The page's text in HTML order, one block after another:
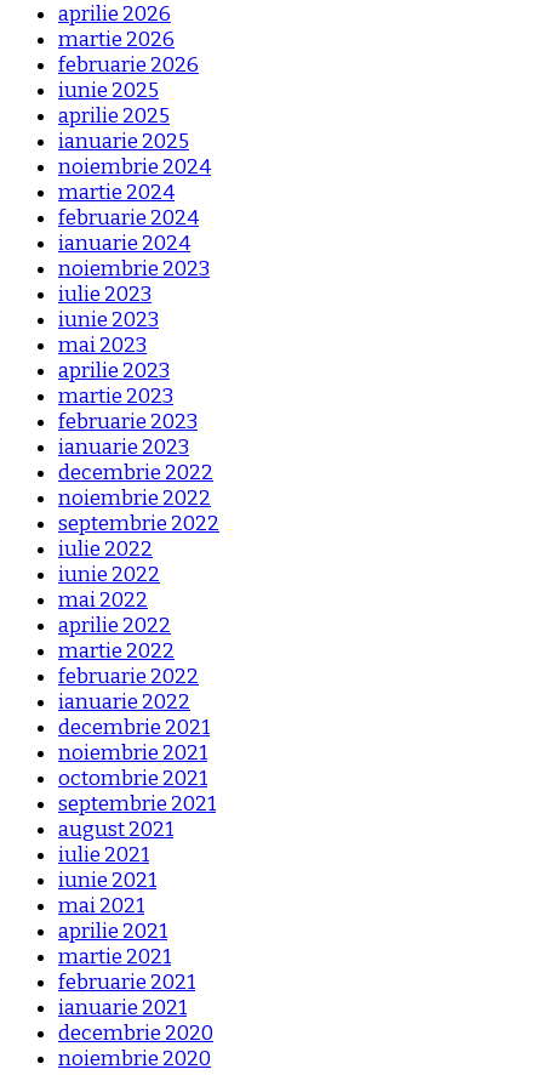
aprilie 2026
martie 2026
februarie 2026
iunie 2025
aprilie 2025
ianuarie 2025
noiembrie 2024
martie 2024
februarie 2024
ianuarie 2024
noiembrie 2023
iulie 2023
iunie 2023
mai 2023
aprilie 2023
martie 2023
februarie 2023
ianuarie 2023
decembrie 2022
noiembrie 2022
septembrie 2022
iulie 2022
iunie 2022
mai 2022
aprilie 2022
martie 2022
februarie 2022
ianuarie 2022
decembrie 2021
noiembrie 2021
octombrie 2021
septembrie 2021
august 2021
iulie 2021
iunie 2021
mai 2021
aprilie 2021
martie 2021
februarie 2021
ianuarie 2021
decembrie 2020
noiembrie 2020